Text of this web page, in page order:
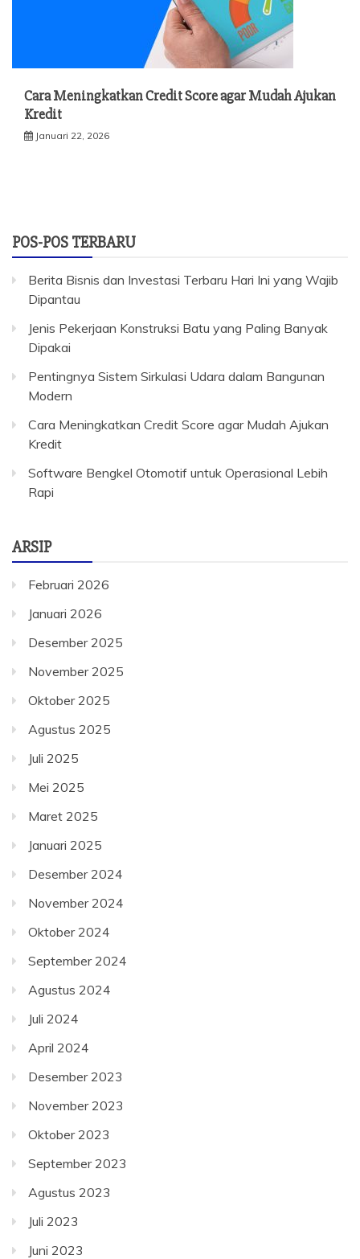
Cara Meningkatkan Credit Score agar Mudah Ajukan
Kredit
Januari 22, 2026
POS-POS TERBARU
Berita Bisnis dan Investasi Terbaru Hari Ini yang Wajib
Dipantau
Jenis Pekerjaan Konstruksi Batu yang Paling Banyak
Dipakai
Pentingnya Sistem Sirkulasi Udara dalam Bangunan
Modern
Cara Meningkatkan Credit Score agar Mudah Ajukan
Kredit
Software Bengkel Otomotif untuk Operasional Lebih
Rapi
ARSIP
Februari 2026
Januari 2026
Desember 2025
November 2025
Oktober 2025
Agustus 2025
Juli 2025
Mei 2025
Maret 2025
Januari 2025
Desember 2024
November 2024
Oktober 2024
September 2024
Agustus 2024
Juli 2024
April 2024
Desember 2023
November 2023
Oktober 2023
September 2023
Agustus 2023
Juli 2023
Juni 2023